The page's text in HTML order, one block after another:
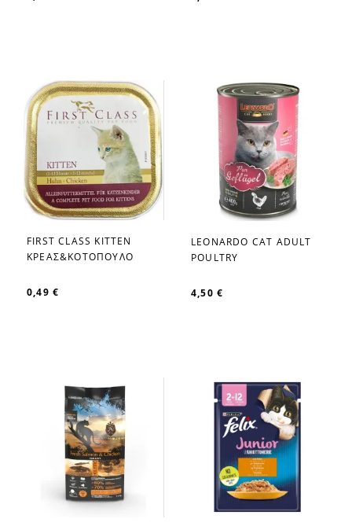
favorite_border
FIRST CLASS KITTEN
ΚΡΕΑΣ&ΚΟΤΟΠΟΥΛΟ
0,49 €
favorite_border
LEONARDO CAT ADULT
POULTRY
4,50 €